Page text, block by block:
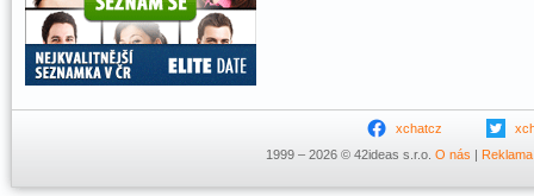
xchatcz
1999 – 2026 © 42ideas s.r.o. O nás | Reklama